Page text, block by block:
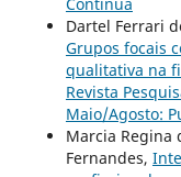
Dartel Ferrari
Grupos focais
qualitativa na
Revista
Maio/Agosto:
Marcia Regina
Fernandes,